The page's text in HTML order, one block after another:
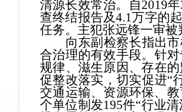
清源长效常治。自2019
查终结报告及4.1万字的
任务。主犯张远锋一审被
向东副检察长指出市
合治理的有效手段。针
规律、滋生原因、存在
促整改落实，切实促进“
交通运输、资源环保、
个单位制发195件“行业